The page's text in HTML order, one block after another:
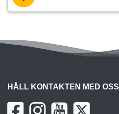
HÅLL KONTAKTEN MED OSS